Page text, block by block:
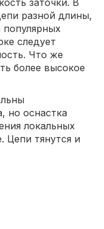
заточки. В
разной длины,
следует
Что же
более высокое
но оснастка
локальных
Цепи тянутся и